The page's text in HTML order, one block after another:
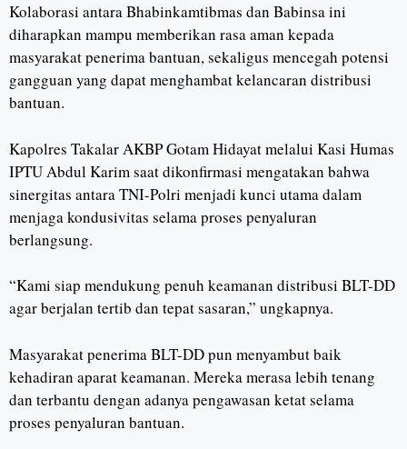
Kolaborasi antara Bhabinkamtibmas dan Babinsa ini
diharapkan mampu memberikan rasa aman kepada
masyarakat penerima bantuan, sekaligus mencegah potensi
gangguan yang dapat menghambat kelancaran distribusi
bantuan.
Kapolres Takalar AKBP Gotam Hidayat melalui Kasi Humas
IPTU Abdul Karim saat dikonfirmasi mengatakan bahwa
sinergitas antara TNI-Polri menjadi kunci utama dalam
menjaga kondusivitas selama proses penyaluran
berlangsung.
“Kami siap mendukung penuh keamanan distribusi BLT-DD
agar berjalan tertib dan tepat sasaran,” ungkapnya.
Masyarakat penerima BLT-DD pun menyambut baik
kehadiran aparat keamanan. Mereka merasa lebih tenang
dan terbantu dengan adanya pengawasan ketat selama
proses penyaluran bantuan.